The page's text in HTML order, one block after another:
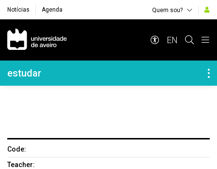
Notícias Agenda Quem sou?
Navegação Principal
EN
Navegação Lateral
estudar
Code:
Teacher: